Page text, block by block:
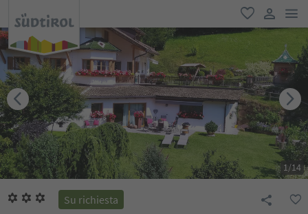
favoriti
user link
1/14
Su richiesta